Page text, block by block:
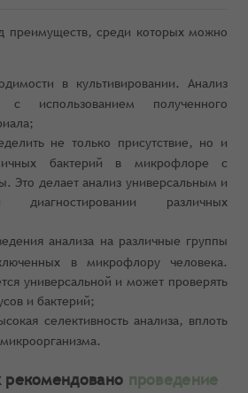
преимуществ, среди которых можно
в культивировании. Анализ
с использованием полученного
не только присутствие, но и
бактерий в микрофлоре с
Это делает анализ универсальным и
различных
анализа на различные группы
в микрофлору человека.
универсальной и может проверять
и бактерий;
селективность анализа, вплоть
рекомендовано проведение